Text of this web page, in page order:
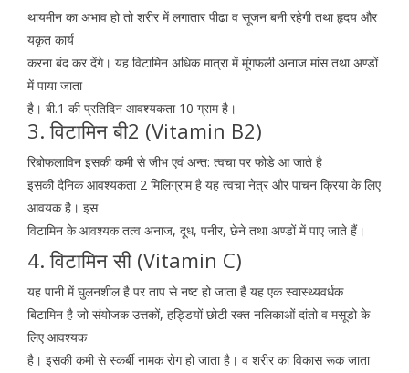
थायमीन का अभाव हो तो शरीर में लगातार पीढा व सूजन बनी रहेगी तथा हृदय और
यकृत कार्य
करना बंद कर देंगे। यह विटामिन अधिक मात्रा में मूंगफली अनाज मांस तथा अण्डों
में पाया जाता
है। बी.1 की प्रतिदिन आवश्यकता 10 ग्राम है।
3. विटामिन बी2 (Vitamin B2)
रिबोफलाविन इसकी कमी से जीभ एवं अन्त: त्वचा पर फोडे आ जाते है
इसकी दैनिक आवश्यकता 2 मिलिग्राम है यह त्वचा नेत्र और पाचन क्रिया के लिए
आवयक है। इस
विटामिन के आवश्यक तत्व अनाज, दूध, पनीर, छेने तथा अण्डों में पाए जाते हैं।
4. विटामिन सी (Vitamin C)
यह पानी में घुलनशील है पर ताप से नष्ट हो जाता है यह एक स्वास्थ्यवर्धक
बिटामिन है जो संयोजक उत्तकों, हड्डियों छोटी रक्त नलिकाओं दांतो व मसूडो के
लिए आवश्यक
है। इसकी कमी से स्कर्बी नामक रोग हो जाता है। व शरीर का विकास रूक जाता